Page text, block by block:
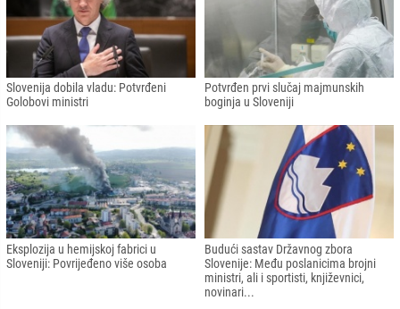
Slovenija dobila vladu: Potvrđeni
Golobovi ministri
Potvrđen prvi slučaj majmunskih
boginja u Sloveniji
Eksplozija u hemijskoj fabrici u
Sloveniji: Povrijeđeno više osoba
Budući sastav Državnog zbora
Slovenije: Među poslanicima brojni
ministri, ali i sportisti, književnici,
novinari...